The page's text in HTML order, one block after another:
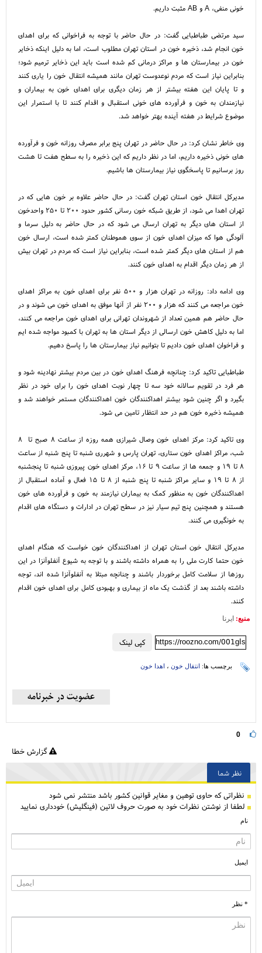
خونی منفی، A و AB مثبت داریم.
سید مرتضی طباطبایی گفت: در حال حاضر با توجه به فراخوانی که برای اهدای
خون انجام شد، ذخیره خون در استان تهران مطلوب است، اما به دلیل اینکه ذخایر
خون در بیمارستان ها و مراکز درمانی کم شده است باید این ذخایر ترمیم شود؛
بنابراین نیاز است که مردم نوعدوست تهران مانند همیشه انتقال خون را یاری کنند
و تا پایان این هفته بیشتر از هر زمان دیگری برای اهدای خون به بیماران و
نیازمندان به خون و فرآورده های خونی استقبال و اقدام کنند تا با استمرار این
موضوع شرایط در هفته آینده بهتر خواهد شد.
وی خاطر نشان کرد: در حال حاضر در تهران پنج برابر مصرف روزانه خون و فرآورده
های خونی ذخیره داریم، اما در نظر داریم که این ذخیره را به سطح هفت تا هشت
روز برسانیم تا پاسخگوی نیاز بیمارستان ها باشیم.
مدیرکل انتقال خون استان تهران گفت: در حال حاضر علاوه بر خون هایی که در
تهران اهدا می شود، از طریق شبکه خون رسانی کشور حدود ۲۰۰ تا ۲۵۰ واحدخون
از استان های دیگر به تهران ارسال می شود که در حال حاضر به دلیل سرما و
آلودگی هوا که میزان اهدای خون از سوی هموطنان کمتر شده است، ارسال خون
هم از استان های دیگر کمتر شده است، بنابراین نیاز است که مردم در تهران بیش
از هر زمان دیگر اقدام به اهدای خون کنند.
وی ادامه داد: روزانه در تهران هزار و ۵۰۰ نفر برای اهدای خون به مراکز اهدای
خون مراجعه می کنند که هزار و ۲۰۰ نفر از آنها موفق به اهدای خون می شوند و در
حال حاضر هم همین تعداد از شهروندان تهرانی برای اهدای خون مراجعه می کنند،
اما به دلیل کاهش خون ارسالی از دیگر استان ها به تهران با کمبود مواجه شده ایم
و فراخوان اهدای خون دادیم تا بتوانیم نیاز بیمارستان ها را پاسخ دهیم.
طباطبایی تاکید کرد: چنانچه فرهنگ اهدای خون در بین مردم بیشتر نهادینه شود و
هر فرد در تقویم سالانه خود سه تا چهار نوبت اهدای خون را برای خود در نظر
بگیرد و اگر چنین شود بیشتر اهداکنندگان خون اهداکنندگان مستمر خواهند شد و
همیشه ذخیره خون هم در حد انتظار تامین می شود.
وی تاکید کرد: مرکز اهدای خون وصال شیرازی همه روزه از ساعت ۸ صبح تا ۸
شب، مراکز اهدای خون ستاری، تهران پارس و شهرری شنبه تا پنج شنبه از ساعت
۸ تا ۱۹ و جمعه ها از ساعت ۹ تا ۱۶، مرکز اهدای خون پیروزی شنبه تا پنجشنبه
از ۸ تا ۱۹ و سایر مراکز شنبه تا پنج شنبه از ۸ تا ۱۵ فعال و آماده استقبال از
اهداکنندگان خون به منظور کمک به بیماران نیازمند به خون و فرآورده های خون
هستند و همچنین پنج تیم سیار نیز در سطح تهران در ادارات و دستگاه های اقدام
به خونگیری می کنند.
مدیرکل انتقال خون استان تهران از اهداکنندگان خون خواست که هنگام اهدای
خون حتما کارت ملی را به همراه داشته باشند و با توجه به شیوع آنفلوآنزا در این
روزها از سلامت کامل برخوردار باشند و چنانچه مبتلا به آنفلوآنزا شده اند، توجه
داشته باشند بعد از گذشت یک ماه از بیماری و بهبودی کامل برای اهدای خون اقدام
کنند.
منبع: ایرنا
کپی لینک https://roozno.com/001gIs
برچسب ها: انتقال خون ، اهدا خون
0
گزارش خطا
نظر شما
نظراتی كه حاوی توهین و مغایر قوانین کشور باشد منتشر نمی شود
لطفا از نوشتن نظرات خود به صورت حروف لاتین (فینگلیش) خودداری نمایید
نام
ایمیل
* نظر